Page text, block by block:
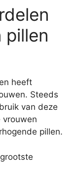
pillen
heeft
Steeds
van deze
vrouwen
pillen.